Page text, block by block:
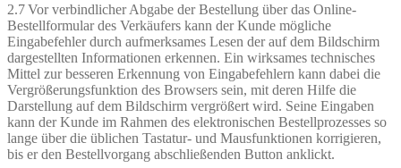
2.7 Vor verbindlicher Abgabe der Bestellung über das Online-
Bestellformular des Verkäufers kann der Kunde mögliche
Eingabefehler durch aufmerksames Lesen der auf dem Bildschirm
dargestellten Informationen erkennen. Ein wirksames technisches
Mittel zur besseren Erkennung von Eingabefehlern kann dabei die
Vergrößerungsfunktion des Browsers sein, mit deren Hilfe die
Darstellung auf dem Bildschirm vergrößert wird. Seine Eingaben
kann der Kunde im Rahmen des elektronischen Bestellprozesses so
lange über die üblichen Tastatur- und Mausfunktionen korrigieren,
bis er den Bestellvorgang abschließenden Button anklickt.